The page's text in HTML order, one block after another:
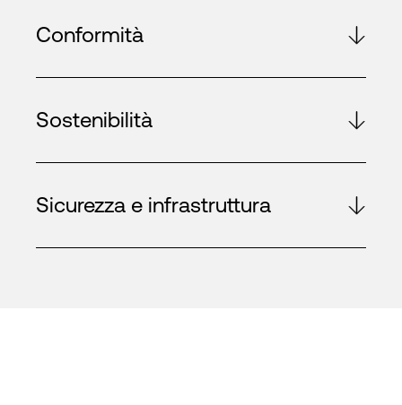
Conformità
Sostenibilità
Sicurezza e infrastruttura